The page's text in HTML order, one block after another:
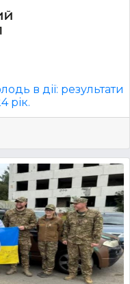
в дії: результати
рік.